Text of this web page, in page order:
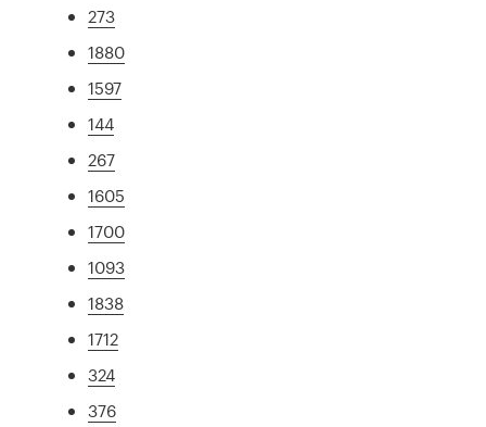
273
1880
1597
144
267
1605
1700
1093
1838
1712
324
376